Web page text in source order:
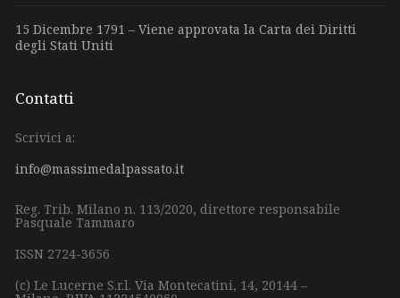
15 Dicembre 1791 – Viene approvata la Carta dei Diritti
degli Stati Uniti
Contatti
Scrivici a:
info@massimedalpassato.it
Reg. Trib. Milano n. 113/2020, direttore responsabile
Pasquale Tammaro
ISSN 2724-3656
(c) Le Lucerne S.r.l. Via Montecatini, 14, 20144 –